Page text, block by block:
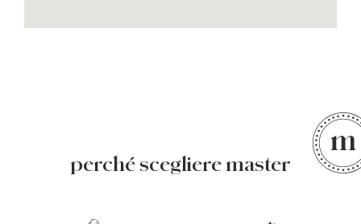
perché scegliere master